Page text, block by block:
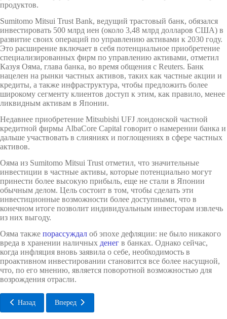
продуктов.
Sumitomo Mitsui Trust Bank, ведущий трастовый банк, обязался
инвестировать 500 млрд иен (около 3,48 млрд долларов США) в
развитие своих операций по управлению активами к 2030 году.
Это расширение включает в себя потенциальное приобретение
специализированных фирм по управлению активами, отметил
Казуя Ояма, глава банка, во время общения с Reuters. Банк
нацелен на рынки частных активов, таких как частные акции и
кредиты, а также инфраструктура, чтобы предложить более
широкому сегменту клиентов доступ к этим, как правило, менее
ликвидным активам в Японии.
Недавнее приобретение Mitsubishi UFJ лондонской частной
кредитной фирмы AlbaCore Capital говорит о намерении банка и
дальше участвовать в слияниях и поглощениях в сфере частных
активов.
Ояма из Sumitomo Mitsui Trust отметил, что значительные
инвестиции в частные активы, которые потенциально могут
принести более высокую прибыль, еще не стали в Японии
обычным делом. Цель состоит в том, чтобы сделать эти
инвестиционные возможности более доступными, что в
конечном итоге позволит индивидуальным инвесторам извлечь
из них выгоду.
Ояма также порассуждал об эпохе дефляции: не было никакого
вреда в хранении наличных денег в банках. Однако сейчас,
когда инфляция вновь заявила о себе, необходимость в
проактивном инвестировании становится все более насущной,
что, по его мнению, является поворотной возможностью для
возрождения отрасли.
Назад Вперед